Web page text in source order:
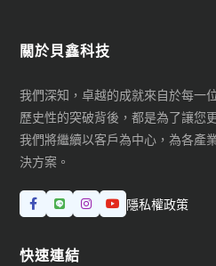
關於貝鑫科技
我們深知，卓越的成就來自於每一
歷史性的突破背後，都是為了讓您
我們將繼續以客戶為中心，為各產
決方案。
隱私權政策
快速連結